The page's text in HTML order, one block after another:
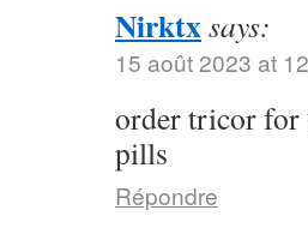
Nirktxsays:
15 août 2023 at
order tricor for
pills
Répondre